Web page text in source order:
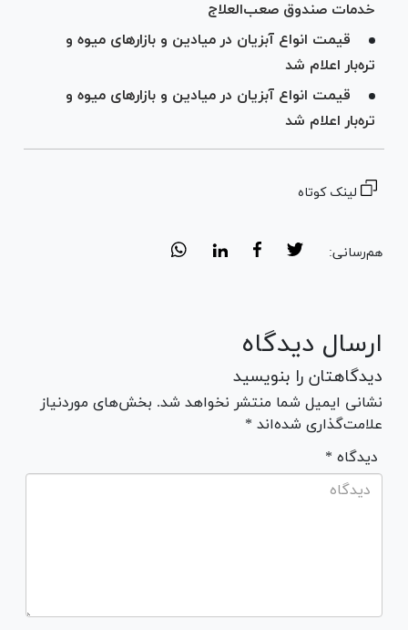
خدمات صندوق صعب‌العلاج
قیمت انواع آبزیان در میادین و بازار‌های میوه و
تره‌بار اعلام شد
قیمت انواع آبزیان در میادین و بازار‌های میوه و
تره‌بار اعلام شد
لینک کوتاه
هم‌رسانی:
ارسال دیدگاه
دیدگاهتان را بنویسید
نشانی ایمیل شما منتشر نخواهد شد. بخش‌های موردنیاز
علامت‌گذاری شده‌اند *
* دیدگاه